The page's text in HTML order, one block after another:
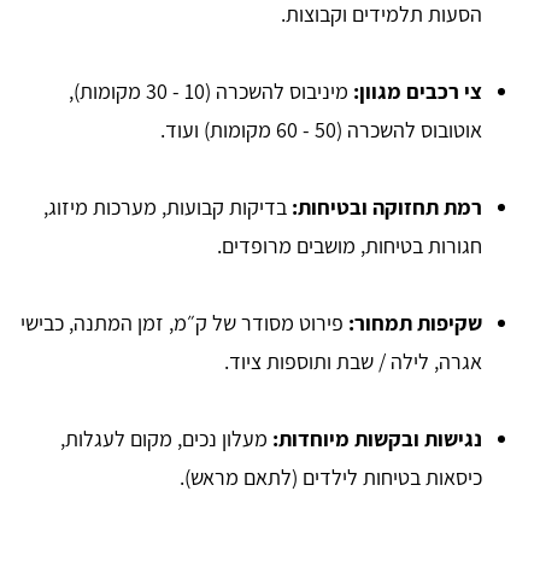
הסעות תלמידים וקבוצות.
צי רכבים מגוון:
מיניבוס להשכרה (10 - 30 מקומות),
אוטובוס להשכרה (50 - 60 מקומות) ועוד.
רמת תחזוקה ובטיחות: בדיקות קבועות, מערכות מיזוג,
חגורות בטיחות, מושבים מרופדים.
שקיפות תמחור: פירוט מסודר של ק״מ, זמן המתנה, כבישי
אגרה, לילה / שבת ותוספות ציוד.
נגישות ובקשות מיוחדות: מעלון נכים, מקום לעגלות,
כיסאות בטיחות לילדים (לתאם מראש).